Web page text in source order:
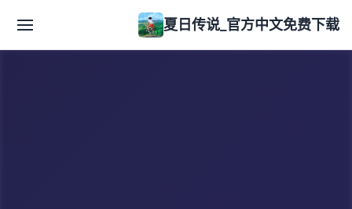
夏日传说_官方中文免费下载